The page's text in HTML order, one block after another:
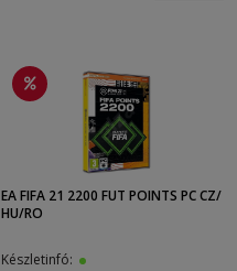
EA FIFA 21 2200 FUT POINTS PC CZ/
HU/RO
Készletinfó: